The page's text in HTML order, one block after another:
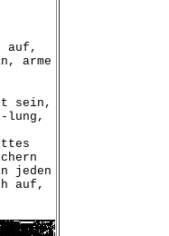
auf,
arme
sein,
lung,
jeden
auf,